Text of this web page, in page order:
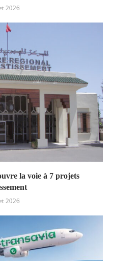
2026
la voie à 7 projets
2026